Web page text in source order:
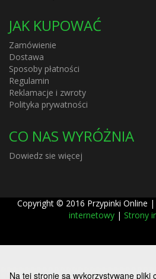
Na tej stronie są wykorzystywane pliki
JAK KUPOWAĆ
Zamówienie
Dostawa
Sposoby płatności
Regulamin
Reklamacje i zwroty
Polityka prywatności
CO NAS WYRÓŻNIA
Dowiedz sie więcej
Copyright © 2016 Przypinki Online
internetowy| Strony